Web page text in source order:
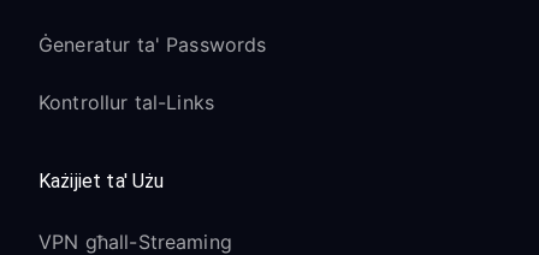
Ġeneratur ta' Passwords
Kontrollur tal-Links
Każijiet ta' Użu
VPN għall-Streaming